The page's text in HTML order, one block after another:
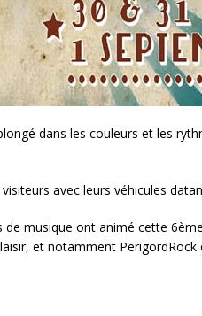
dans les couleurs et les
avec leurs véhicules
musique ont animé cette
et notamment PerigordRock